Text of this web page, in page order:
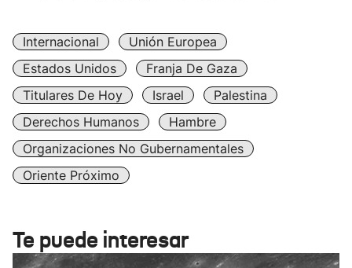
Internacional
Unión Europea
Estados Unidos
Franja De Gaza
Titulares De Hoy
Israel
Palestina
Derechos Humanos
Hambre
Organizaciones No Gubernamentales
Oriente Próximo
Te puede interesar